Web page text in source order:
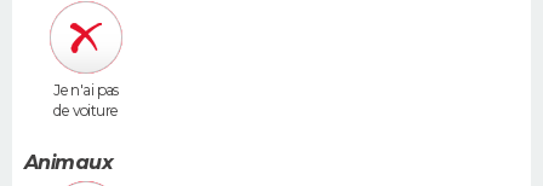
Je n'ai pas
de voiture
Animaux